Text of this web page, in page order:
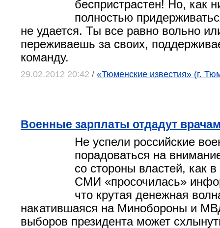
беспристрастен! Но, как
полностью
не удается. Ты все равно вольно
переживаешь за своих,
команду.
29.02.2012 20:42 / «Тюменские известия» (г.
Военные зарплаты отдадут
Не успели российские
порадоваться на
со стороны властей, как
СМИ «просочилась»
что крутая денежная
накатившаяся на Минобороны и
выборов президента может